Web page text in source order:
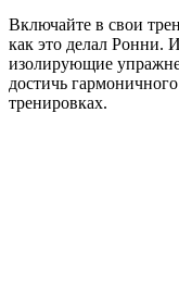
Включайте в свои
как это делал Ронни.
изолирующие
достичь
тренировках.